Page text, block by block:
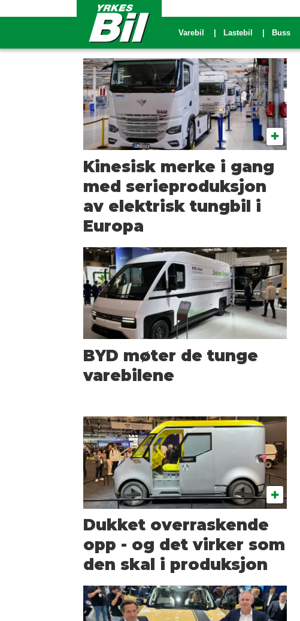
Varebil Lastebil Buss
transportation
Kinesisk merke i gang
med serieproduksjon
av elektrisk tungbil i
Europa
BYD møter de tunge
varebilene
Dukket overraskende
opp - og det virker som
den skal i produksjon